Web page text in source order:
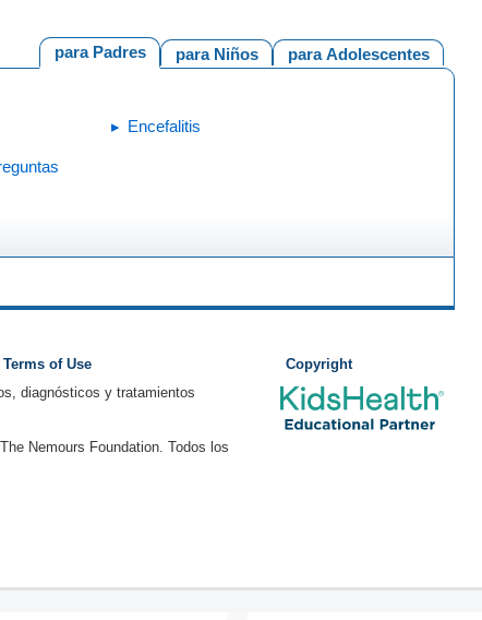
para Adolescentes
para Niños
para Padres
Encefalitis
of Use
Copyright
diagnósticos y tratamientos
Nemours Foundation. Todos los